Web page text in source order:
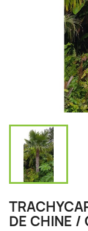
DE CHINE /